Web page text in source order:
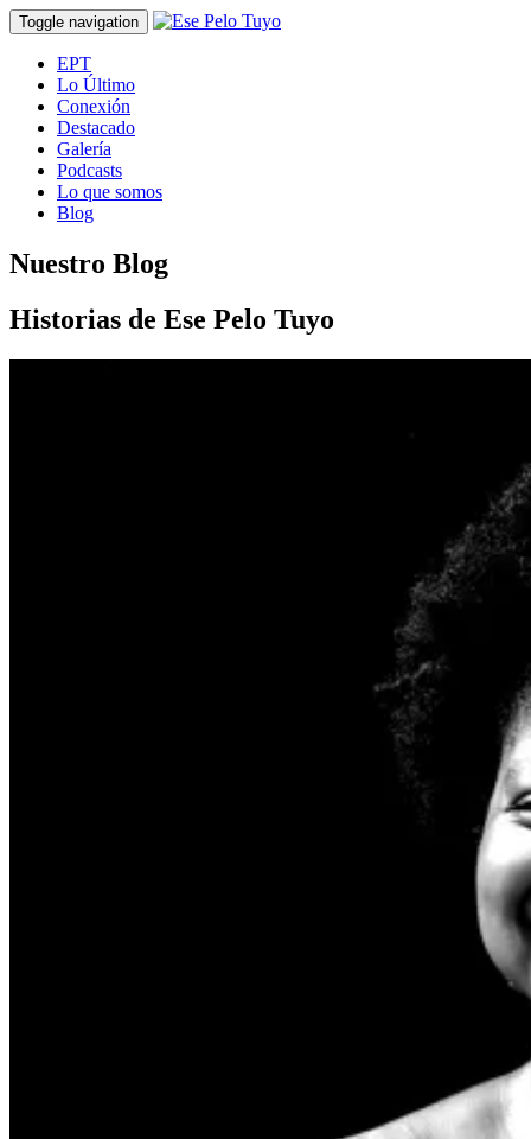
Toggle navigation
EPT
Lo Último
Conexión
Destacado
Galería
Podcasts
Lo que somos
Blog
Nuestro Blog
Historias de Ese Pelo Tuyo